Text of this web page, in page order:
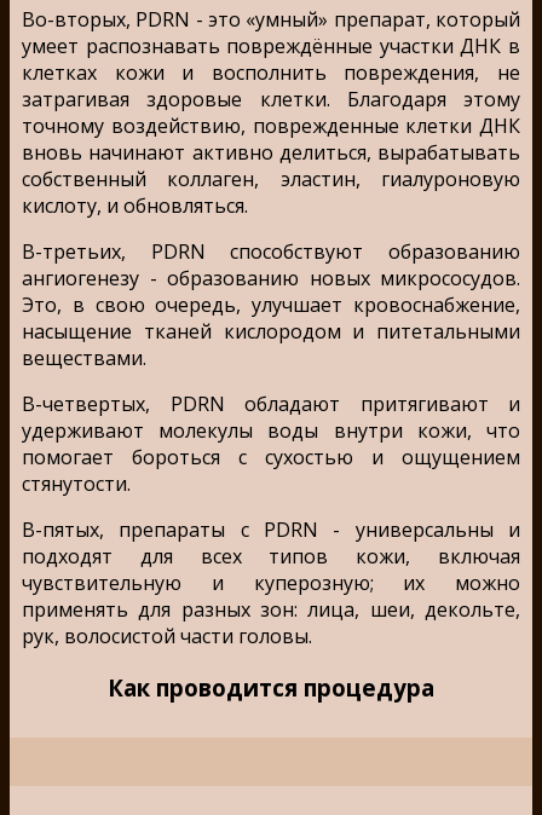
Во-вторых, PDRN - это «умный» препарат, который
умеет распознавать повреждённые участки ДНК в
клетках кожи и восполнить повреждения, не
затрагивая здоровые клетки. Благодаря этому
точному воздействию, поврежденные клетки ДНК
вновь начинают активно делиться, вырабатывать
собственный коллаген, эластин, гиалуроновую
кислоту, и обновляться.
В-третьих, PDRN способствуют образованию
ангиогенезу - образованию новых микрососудов.
Это, в свою очередь, улучшает кровоснабжение,
насыщение тканей кислородом и питетальными
веществами.
В-четвертых, PDRN обладают притягивают и
удерживают молекулы воды внутри кожи, что
помогает бороться с сухостью и ощущением
стянутости.
В-пятых, препараты с PDRN - универсальны и
подходят для всех типов кожи, включая
чувствительную и куперозную; их можно
применять для разных зон: лица, шеи, декольте,
рук, волосистой части головы.
Как проводится процедура